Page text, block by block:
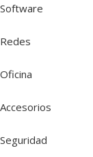
Software
Redes
Oficina
Accesorios
Seguridad